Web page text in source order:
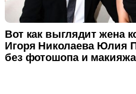
Вот как выглядит жена
Игоря Николаева Юлия
без фотошопа и макияжа